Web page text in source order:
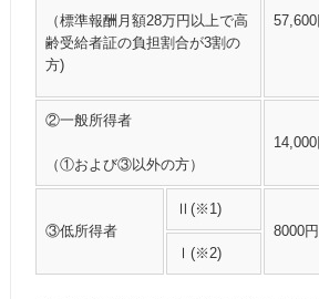
（標準報酬月額28万円以上で高
齢受給者証の負担割合が3割の
方)
57,600
②一般所得者
（①および③以外の方）
14,000
③低所得者
Ⅱ(※1)
8000円
Ⅰ(※2)